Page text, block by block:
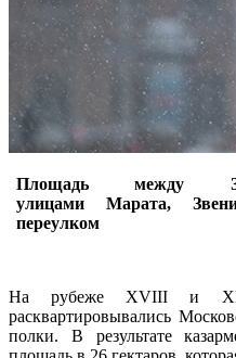
Площадь между
улицами Марата,
переулком
На рубеже XVIII и
расквартировывались
полки. В результате